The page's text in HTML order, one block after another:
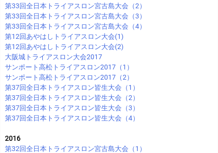
第33回全日本トライアスロン宮古島大会（2）
第33回全日本トライアスロン宮古島大会（3）
第33回全日本トライアスロン宮古島大会（4）
第12回あやはしトライアスロン大会(1)
第12回あやはしトライアスロン大会(2)
大阪城トライアスロン大会2017
サンポート高松トライアスロン2017（1）
サンポート高松トライアスロン2017（2）
第37回全日本トライアスロン皆生大会（1）
第37回全日本トライアスロン皆生大会（2）
第37回全日本トライアスロン皆生大会（3）
第37回全日本トライアスロン皆生大会（4）
2016
第32回全日本トライアスロン宮古島大会（1）